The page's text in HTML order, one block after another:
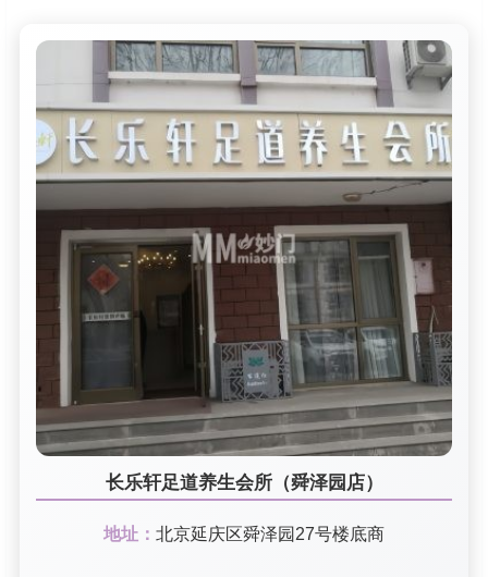
长乐轩足道养生会所（舜泽园店）
地址： 北京延庆区舜泽园27号楼底商